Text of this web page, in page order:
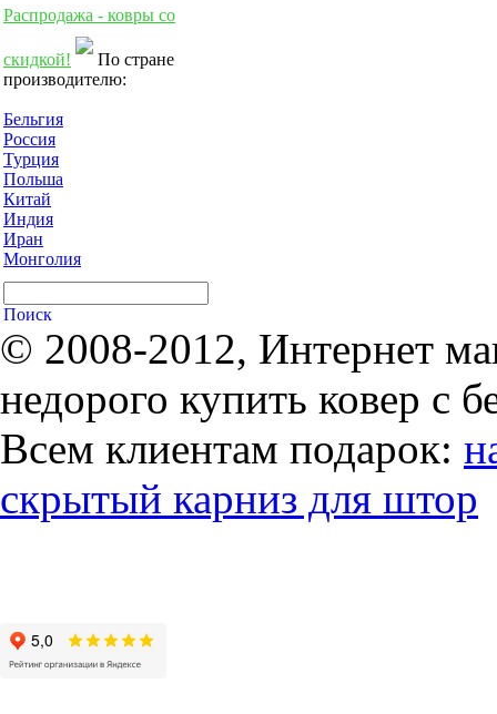
Распродажа - ковры со
скидкой!
По стране
производителю:
Бельгия
Россия
Турция
Польша
Китай
Индия
Иран
Монголия
© 2008-2012, Интернет
недорого купить ковер с
Всем клиентам подарок:
скрытый карниз для штор